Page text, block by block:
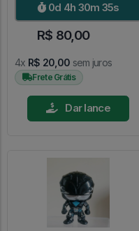
0d 4h 30m 33s
R$ 80,00
4x R$ 20,00 sem juros
Frete Grátis
Dar lance